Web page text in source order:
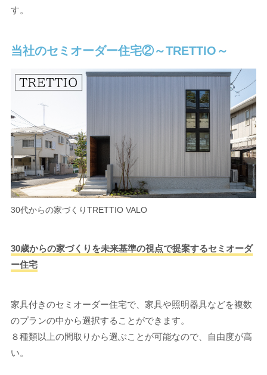
す。
当社のセミオーダー住宅②～TRETTIO～
30代からの家づくりTRETTIO VALO
30歳からの家づくりを未来基準の視点で提案するセミオーダ
ー住宅
家具付きのセミオーダー住宅で、家具や照明器具などを複数
のプランの中から選択することができます。
８種類以上の間取りから選ぶことが可能なので、自由度が高
い。